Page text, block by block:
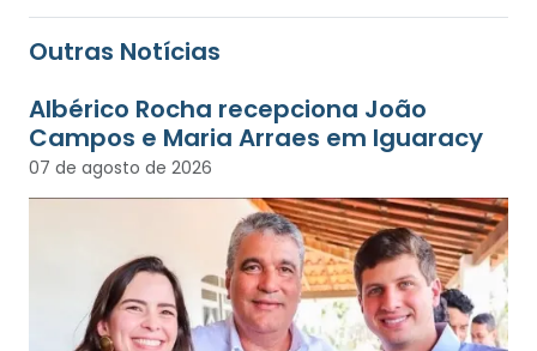
Outras Notícias
Albérico Rocha recepciona João
Campos e Maria Arraes em Iguaracy
07 de agosto de 2026